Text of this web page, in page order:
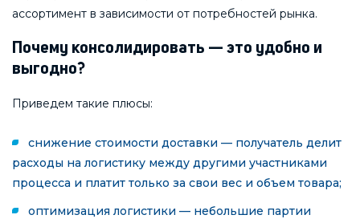
ассортимент в зависимости от потребностей рынка.
Почему консолидировать — это удобно и
выгодно?
Приведем такие плюсы:
снижение стоимости доставки — получатель делит
расходы на логистику между другими участниками
процесса и платит только за свои вес и объем товара;
оптимизация логистики — небольшие партии